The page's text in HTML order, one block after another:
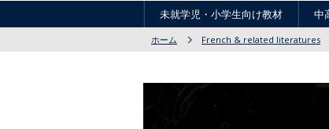
未就学児・小学生向け教材 中
ホーム French & related literatures